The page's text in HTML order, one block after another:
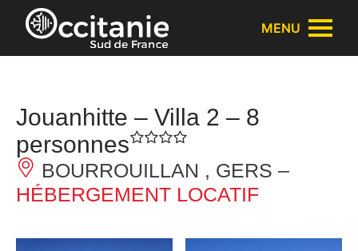
Panneau de gestion des cookies
MENU
Jouanhitte – Villa 2 – 8
personnes
BOURROUILLAN , GERS –
HÉBERGEMENT LOCATIF